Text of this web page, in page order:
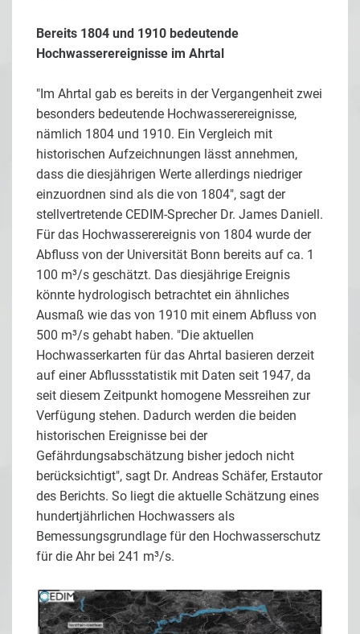
Bereits 1804 und 1910 bedeutende
Hochwasserereignisse im Ahrtal
"Im Ahrtal gab es bereits in der Vergangenheit zwei
besonders bedeutende Hochwasserereignisse,
nämlich 1804 und 1910. Ein Vergleich mit
historischen Aufzeichnungen lässt annehmen,
dass die diesjährigen Werte allerdings niedriger
einzuordnen sind als die von 1804", sagt der
stellvertretende CEDIM-Sprecher Dr. James Daniell.
Für das Hochwasserereignis von 1804 wurde der
Abfluss von der Universität Bonn bereits auf ca. 1
100 m³/s geschätzt. Das diesjährige Ereignis
könnte hydrologisch betrachtet ein ähnliches
Ausmaß wie das von 1910 mit einem Abfluss von
500 m³/s gehabt haben. "Die aktuellen
Hochwasserkarten für das Ahrtal basieren derzeit
auf einer Abflussstatistik mit Daten seit 1947, da
seit diesem Zeitpunkt homogene Messreihen zur
Verfügung stehen. Dadurch werden die beiden
historischen Ereignisse bei der
Gefährdungsabschätzung bisher jedoch nicht
berücksichtigt", sagt Dr. Andreas Schäfer, Erstautor
des Berichts. So liegt die aktuelle Schätzung eines
hundertjährlichen Hochwassers als
Bemessungsgrundlage für den Hochwasserschutz
für die Ahr bei 241 m³/s.